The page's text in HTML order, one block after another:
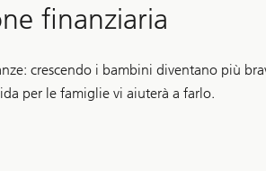
finanziaria
crescendo i bambini diventano più
per le famiglie vi aiuterà a farlo.